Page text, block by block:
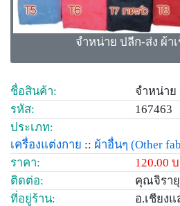
จำหน่าย ปลีก-ส่ง ผ้า
ชื่อสินค้า:
จำหน่าย
รหัส:
167463
ประเภท:
เครื่องแต่งกาย :: ผ้าอื่นๆ (Other
ราคา:
120.00
ติดต่อ:
คุณจิรายุ
ที่อยู่ร้าน:
อ.เชียงแ